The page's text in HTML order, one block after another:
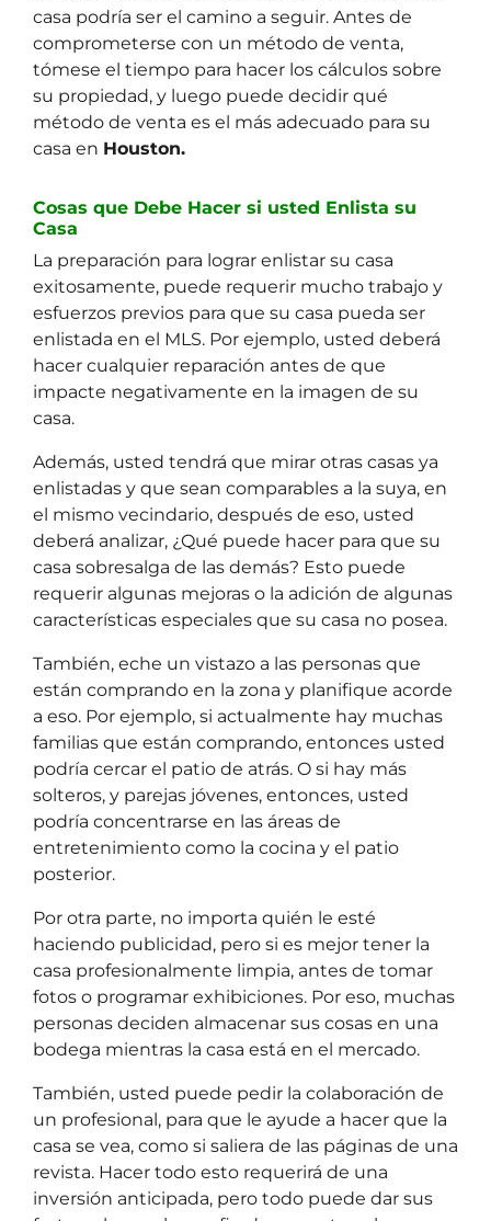
casa podría ser el camino a seguir. Antes de
comprometerse con un método de venta,
tómese el tiempo para hacer los cálculos sobre
su propiedad, y luego puede decidir qué
método de venta es el más adecuado para su
casa en Houston.
Cosas que Debe Hacer si usted Enlista su
Casa
La preparación para lograr enlistar su casa
exitosamente, puede requerir mucho trabajo y
esfuerzos previos para que su casa pueda ser
enlistada en el MLS. Por ejemplo, usted deberá
hacer cualquier reparación antes de que
impacte negativamente en la imagen de su
casa.
Además, usted tendrá que mirar otras casas ya
enlistadas y que sean comparables a la suya, en
el mismo vecindario, después de eso, usted
deberá analizar, ¿Qué puede hacer para que su
casa sobresalga de las demás? Esto puede
requerir algunas mejoras o la adición de algunas
características especiales que su casa no posea.
También, eche un vistazo a las personas que
están comprando en la zona y planifique acorde
a eso. Por ejemplo, si actualmente hay muchas
familias que están comprando, entonces usted
podría cercar el patio de atrás. O si hay más
solteros, y parejas jóvenes, entonces, usted
podría concentrarse en las áreas de
entretenimiento como la cocina y el patio
posterior.
Por otra parte, no importa quién le esté
haciendo publicidad, pero si es mejor tener la
casa profesionalmente limpia, antes de tomar
fotos o programar exhibiciones. Por eso, muchas
personas deciden almacenar sus cosas en una
bodega mientras la casa está en el mercado.
También, usted puede pedir la colaboración de
un profesional, para que le ayude a hacer que la
casa se vea, como si saliera de las páginas de una
revista. Hacer todo esto requerirá de una
inversión anticipada, pero todo puede dar sus